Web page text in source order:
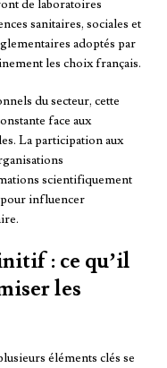
de laboratoires
sanitaires, sociales et
adoptés par
les choix français.
du secteur, cette
face aux
La participation aux
scientifiquement
pour influencer
: ce qu’il
les
éléments clés se